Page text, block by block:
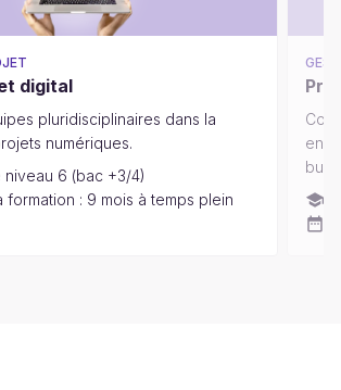
digital
pluridisciplinaires dans la
numériques.
niveau 6 (bac +3/4)
formation : 9 mois à temps plein
en